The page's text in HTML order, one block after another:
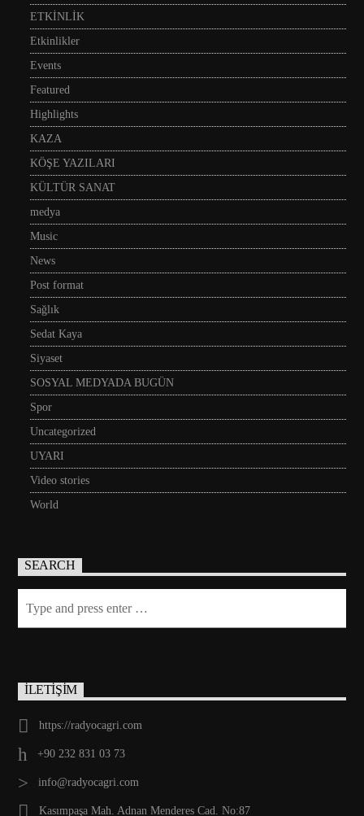
ETKİNLİK
Etkinlikler
Events
Featured
Highlights
KAZA
KÖŞE YAZILARI
KÜLTÜR SANAT
medya
Music
News
Post format
Sağlık
Sedat Kaya
Siyaset
SOSYAL MEDYADA BUGÜN
Spor
Uncategorized
UYARI
Video stories
World
SEARCH
İLETİŞİM
https://radyocagri.com
+90 232 831 03 73
info@radyocagri.com
Kasımpaşa Mah. Adnan Menderes Cad. No:87